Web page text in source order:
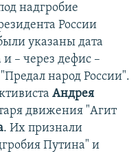
надгробие
России
указаны дата
– через дефис –
народ России".
Андрея
движения "Агит
. Их признали
Путина" и